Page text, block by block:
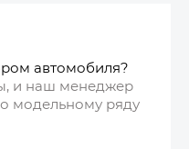
автомобиля?
и наш менеджер
модельному ряду